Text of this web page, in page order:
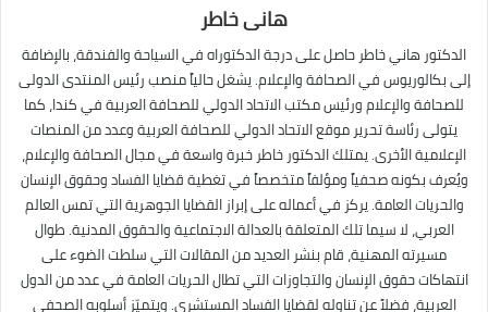
هانى خاطر
الدكتور هاني خاطر حاصل على درجة الدكتوراه في السياحة والفندقة، بالإضافة
إلى بكالوريوس في الصحافة والإعلام. يشغل حالياً منصب رئيس المنتدى الدولى
للصحافة والإعلام ورئيس مكتب الاتحاد الدولي للصحافة العربية في كندا، كما
يتولى رئاسة تحرير موقع الاتحاد الدولي للصحافة العربية وعدد من المنصات
الإعلامية الأخرى. يمتلك الدكتور خاطر خبرة واسعة في مجال الصحافة والإعلام،
ويُعرف بكونه صحفياً ومؤلفاً متخصصاً في تغطية قضايا الفساد وحقوق الإنسان
والحريات العامة. يركز في أعماله على إبراز القضايا الجوهرية التي تمس العالم
العربي، لا سيما تلك المتعلقة بالعدالة الاجتماعية والحقوق المدنية. طوال
مسيرته المهنية، قام بنشر العديد من المقالات التي سلطت الضوء على
انتهاكات حقوق الإنسان والتجاوزات التي تطال الحريات العامة في عدد من الدول
العربية، فضلاً عن تناوله لقضايا الفساد المستشري. ويتميّز أسلوبه الصحفي